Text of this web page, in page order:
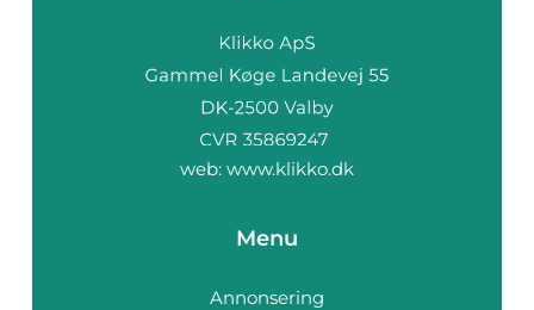
web: www.klikko.dk
Menu
Annonsering